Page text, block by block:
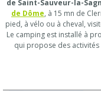
de Saint-Sauveur-la-
de Dôme, à 15 mn de
pied, à vélo ou à cheval,
Le camping est installé à
qui propose des activités